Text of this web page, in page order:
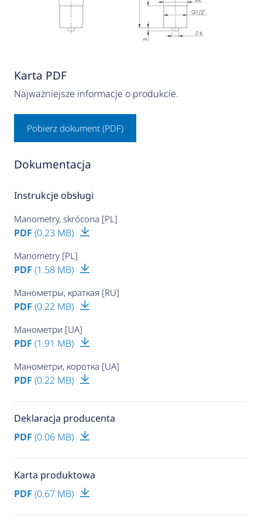
Karta PDF
Najważniejsze informacje o produkcie.
Pobierz dokument (PDF)
Dokumentacja
Instrukcje obsługi
Manometry, skrócona [PL]
PDF (0.23 MB)
Manometry [PL]
PDF (1.58 MB)
Манометры, краткая [RU]
PDF (0.22 MB)
Манометри [UA]
PDF (1.91 MB)
Манометри, коротка [UA]
PDF (0.22 MB)
Deklaracja producenta
PDF (0.06 MB)
Karta produktowa
PDF (0.67 MB)